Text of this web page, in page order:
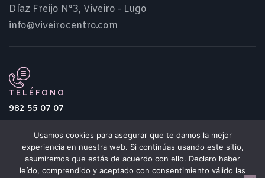
Díaz Freijo N°3, Viveiro - Lugo
info@viveirocentro.com
TELÉFONO
982 55 07 07
Usamos cookies para asegurar que te damos la mejor
experiencia en nuestra web. Si continúas usando este sitio,
asumiremos que estás de acuerdo con ello. Declaro haber
leído, comprendido y aceptado con consentimiento válido las